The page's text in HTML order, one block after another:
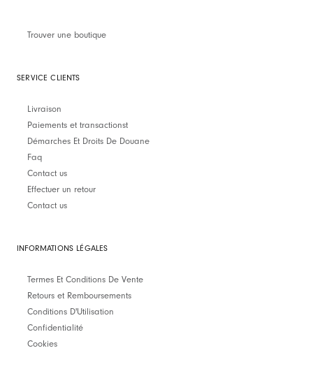
Trouver une boutique
SERVICE CLIENTS
Livraison
Paiements et transactionst
Démarches Et Droits De Douane
Faq
Contact us
Effectuer un retour
Contact us
INFORMATIONS LÉGALES
Termes Et Conditions De Vente
Retours et Remboursements
Conditions D'Utilisation
Confidentialité
Cookies